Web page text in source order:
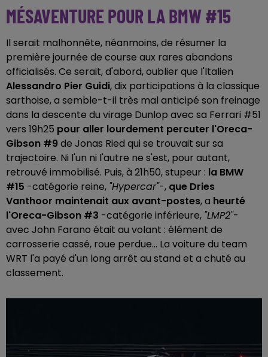
MÉSAVENTURE POUR LA BMW #15
Il serait malhonnête, néanmoins, de résumer la
première journée de course aux rares abandons
officialisés. Ce serait, d'abord, oublier que l'Italien
Alessandro Pier Guidi, dix participations à la classique
sarthoise, a semble-t-il très mal anticipé son freinage
dans la descente du virage Dunlop avec sa Ferrari #51
vers 19h25 pour aller lourdement percuter l'Oreca-
Gibson #9de Jonas Ried qui se trouvait sur sa
trajectoire. Ni l'un ni l'autre ne s'est, pour autant,
retrouvé immobilisé. Puis, à 21h50, stupeur : la BMW
#15 -catégorie reine, "Hypercar"-, que Dries
Vanthoor maintenait aux avant-postes, a heurté
l'Oreca-Gibson #3 -catégorie inférieure, "LMP2"-
avec John Farano était au volant : élément de
carrosserie cassé, roue perdue... La voiture du team
WRT l'a payé d'un long arrêt au stand et a chuté au
classement.